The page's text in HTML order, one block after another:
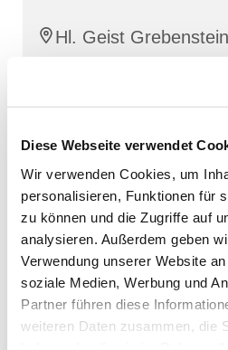
Diese Webseite verwendet
Wir verwenden Cookies, um
personalisieren, Funktionen für
zu können und die Zugriffe auf
analysieren. Außerdem geben
Verwendung unserer Website
soziale Medien, Werbung und
Partner führen diese
weiteren Daten zusammen, die
Hl. Geist
Wippeteich 9, 34393